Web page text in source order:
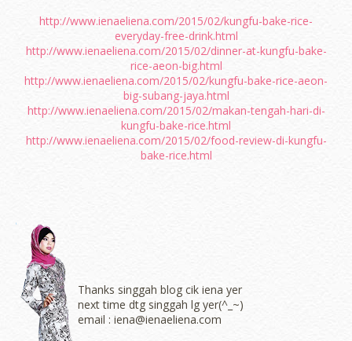
http://www.ienaeliena.com/2015/02/kungfu-bake-rice-
everyday-free-drink.html
http://www.ienaeliena.com/2015/02/dinner-at-kungfu-bake-
rice-aeon-big.html
http://www.ienaeliena.com/2015/02/kungfu-bake-rice-aeon-
big-subang-jaya.html
http://www.ienaeliena.com/2015/02/makan-tengah-hari-di-
kungfu-bake-rice.html
http://www.ienaeliena.com/2015/02/food-review-di-kungfu-
bake-rice.html
Thanks singgah blog cik iena yer
next time dtg singgah lg yer(^_~)
email : iena@ienaeliena.com